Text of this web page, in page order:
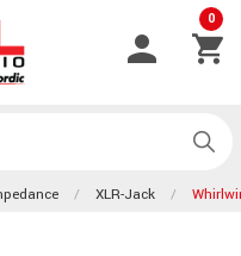
0
XLR-Jack